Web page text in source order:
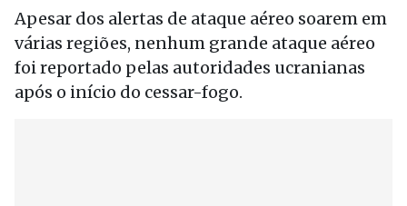
Apesar dos alertas de ataque aéreo soarem em
várias regiões, nenhum grande ataque aéreo
foi reportado pelas autoridades ucranianas
após o início do cessar-fogo.